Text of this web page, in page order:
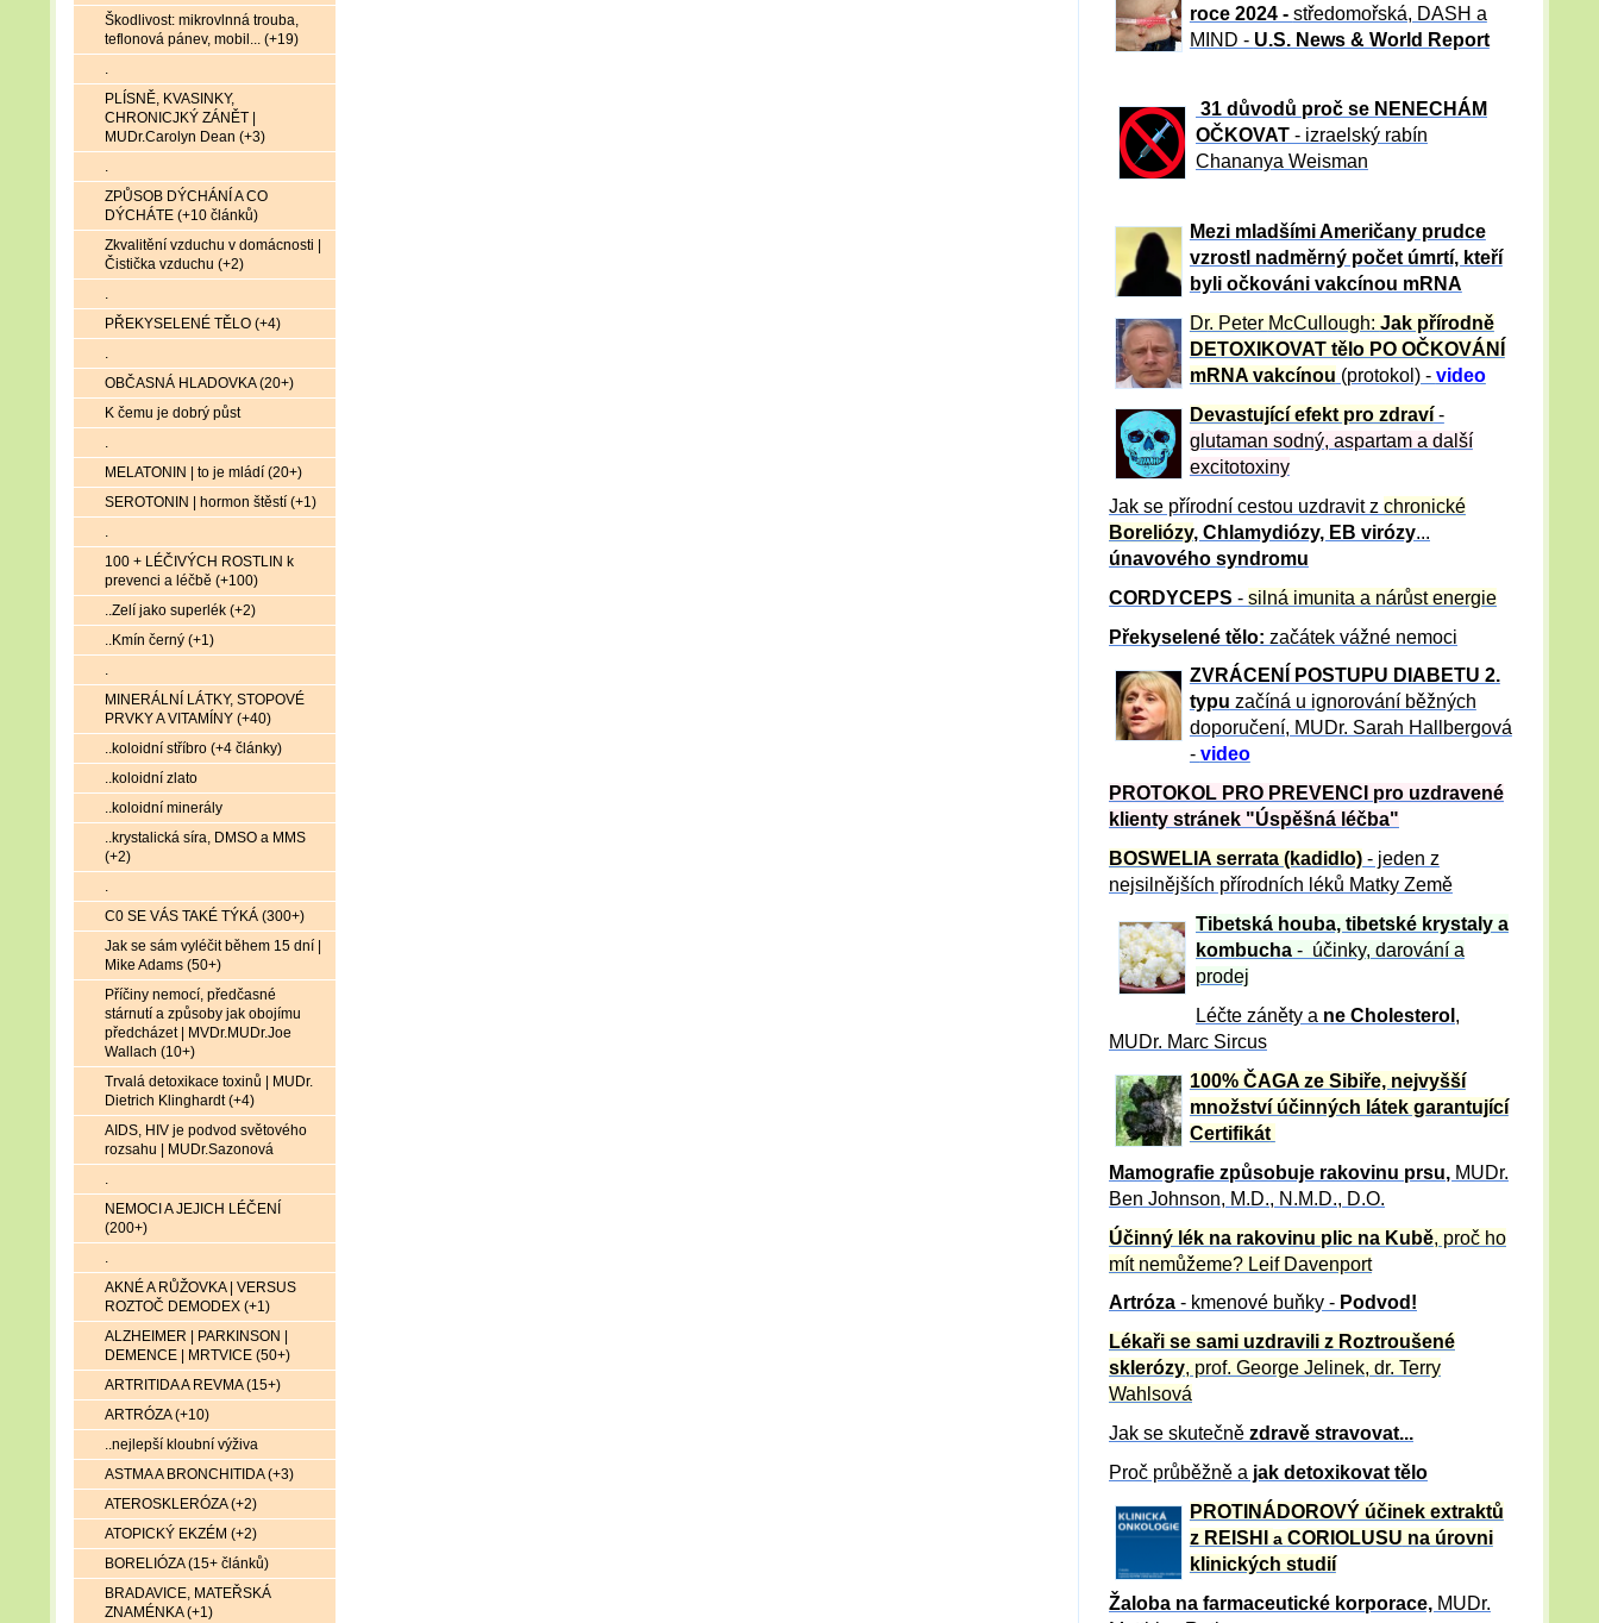
roce 2024 - středomořská, DASH a
MIND - U.S. News & World Report
31 důvod ů proč se NENECHÁM
OČKOVAT - izraelský rabín
Chananya Weisman
Mezi mladšími Američany prudce
vzrostl nadměrný počet úmrtí, kteří
byli očkováni vakcínou mRNA
Dr. Peter McCullough: Jak přírodně
DETOXIKOVAT tělo PO OČKOVÁNÍ
mRNA vakcínou (protokol) - video
Devastující efekt pro zdraví-
glutaman sodný, aspartam a další
excitotoxiny
Jak se přírodní cestou uzdravit z chronické
Boreliózy, Chlamydiózy, EB virózy...
únavového syndromu
CORDYCEPS - silná imunita a nárůst energie
Překyselené tělo: začátek vážné nemoci
ZVRÁCE NÍ POSTUPU DIABETU 2.
typu začíná u ignorování běžných
doporučení, MUDr. Sarah Hallbergová
- video
PROTOKOL PRO PREVENCI pro uzdravené
klienty stránek "Úspěšná léčba"
BOSWELIA serrata (kadidlo) - jeden z
nejsilnějších přírodních léků Matky Země
Tibetská houba, tibetské krystaly a
kombucha - účinky, darování a
prodej
Léčte záněty a ne Cholesterol ,
MUDr. Marc Sircus
100% ČAGA ze Sibiře, nejvyšší
množství účinných látek garantující
Certifikát
Mamografie způsobuje rakovinu prsu, MUDr.
Ben Johnson, M.D., N.M.D., D.O.
Účinný lék na rakovinu plic na Kubě, proč ho
mít nemůžeme? Leif Davenport
Artróza - kmenové buňky - Podvod!
Lékaři se sami uzdravili z Roztroušené
sklerózy, prof. George Jelinek, dr. Terry
Wahlsová
Jak se skutečně zdravě stravovat...
Proč průběžně a jak detoxikovat tělo
PROTINÁDOROVÝ účinek extraktů
z REISHI a CORIOLUSU na úrovni
klinických studií
Žaloba na farmaceutické korporace, MUDr.
Škodlivost: mikrovlnná trouba,
teflonová pánev, mobil... (+19)
.
PLÍSNĚ, KVASINKY,
CHRONICJKÝ ZÁNĚT |
MUDr.Carolyn Dean (+3)
.
ZPŮSOB DÝCHÁNÍ A CO
DÝCHÁTE (+10 článků)
Zkvalitění vzduchu v domácnosti |
Čistička vzduchu (+2)
.
PŘEKYSELENÉ TĚLO (+4)
.
OBČASNÁ HLADOVKA (20+)
K čemu je dobrý půst
.
MELATONIN | to je mládí (20+)
SEROTONIN | hormon štěstí (+1)
.
100 + LÉČIVÝCH ROSTLIN k
prevenci a léčbě (+100)
..Zelí jako superlék (+2)
..Kmín černý (+1)
.
MINERÁLNÍ LÁTKY, STOPOVÉ
PRVKY A VITAMÍNY (+40)
..koloidní stříbro (+4 články)
..koloidní zlato
..koloidní minerály
..krystalická síra, DMSO a MMS
(+2)
.
C0 SE VÁS TAKÉ TÝKÁ (300+)
Jak se sám vyléčit během 15 dní |
Mike Adams (50+)
Příčiny nemocí, předčasné
stárnutí a způsoby jak obojímu
předcházet | MVDr.MUDr.Joe
Wallach (10+)
Trvalá detoxikace toxinů | MUDr.
Dietrich Klinghardt (+4)
AIDS, HIV je podvod světového
rozsahu | MUDr.Sazonová
.
NEMOCI A JEJICH LÉČENÍ
(200+)
.
AKNÉ A RŮŽOVKA | VERSUS
ROZTOČ DEMODEX (+1)
ALZHEIMER | PARKINSON |
DEMENCE | MRTVICE (50+)
ARTRITIDA A REVMA (15+)
ARTRÓZA (+10)
..nejlepší kloubní výživa
ASTMA A BRONCHITIDA (+3)
ATEROSKLERÓZA (+2)
ATOPICKÝ EKZÉM (+2)
BORELIÓZA (15+ článků)
BRADAVICE, MATEŘSKÁ
ZNAMÉNKA (+1)